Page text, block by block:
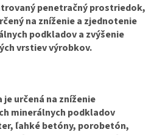
penetračný prostriedok,
na zníženie a zjednotenie
podkladov a zvýšenie
vrstiev výrobkov.
je určená na zníženie
minerálnych podkladov
ľahké betóny, porobetón,